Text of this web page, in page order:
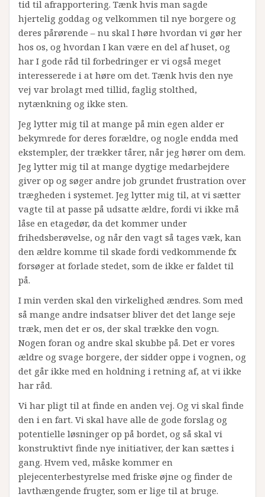
tid til afrapportering. Tænk hvis man sagde
hjertelig goddag og velkommen til nye borgere og
deres pårørende – nu skal I høre hvordan vi gør her
hos os, og hvordan I kan være en del af huset, og
har I gode råd til forbedringer er vi også meget
interesserede i at høre om det. Tænk hvis den nye
vej var brolagt med tillid, faglig stolthed,
nytænkning og ikke sten.
Jeg lytter mig til at mange på min egen alder er
bekymrede for deres forældre, og nogle endda med
ekstempler, der trækker tårer, når jeg hører om dem.
Jeg lytter mig til at mange dygtige medarbejdere
giver op og søger andre job grundet frustration over
trægheden i systemet. Jeg lytter mig til, at vi sætter
vagte til at passe på udsatte ældre, fordi vi ikke må
låse en etagedør, da det kommer under
frihedsberøvelse, og når den vagt så tages væk, kan
den ældre komme til skade fordi vedkommende fx
forsøger at forlade stedet, som de ikke er faldet til
på.
I min verden skal den virkelighed ændres. Som med
så mange andre indsatser bliver det det lange seje
træk, men det er os, der skal trække den vogn.
Nogen foran og andre skal skubbe på. Det er vores
ældre og svage borgere, der sidder oppe i vognen, og
det går ikke med en holdning i retning af, at vi ikke
har råd.
Vi har pligt til at finde en anden vej. Og vi skal finde
den i en fart. Vi skal have alle de gode forslag og
potentielle løsninger op på bordet, og så skal vi
konstruktivt finde nye initiativer, der kan sættes i
gang. Hvem ved, måske kommer en
plejecenterbestyrelse med friske øjne og finder de
lavthængende frugter, som er lige til at bruge.